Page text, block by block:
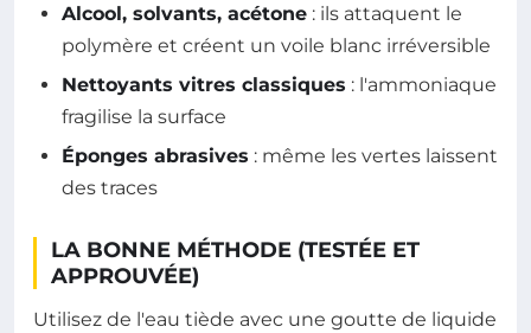
Alcool, solvants, acétone : ils attaquent le
polymère et créent un voile blanc irréversible
Nettoyants vitres classiques : l'ammoniaque
fragilise la surface
Éponges abrasives : même les vertes laissent
des traces
LA BONNE MÉTHODE (TESTÉE ET
APPROUVÉE)
Utilisez de l'eau tiède avec une goutte de liquide